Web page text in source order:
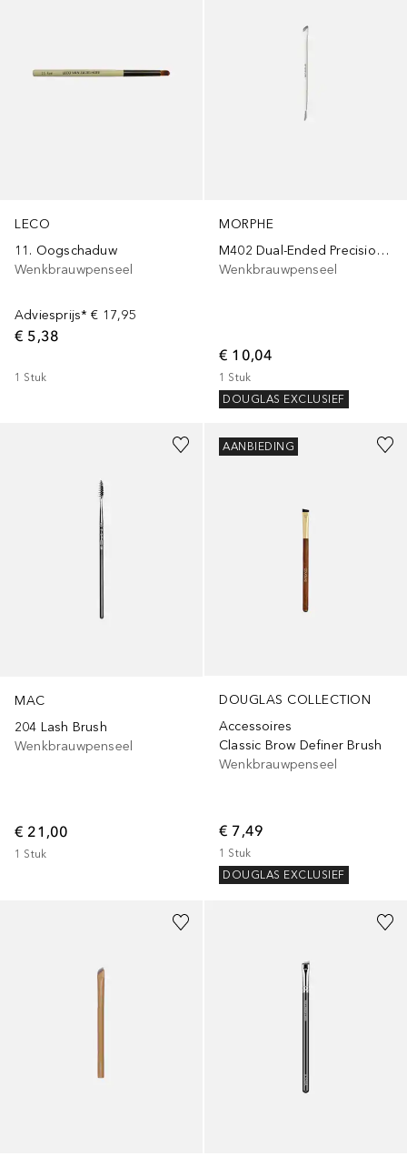
LECO
11. Oogschaduw
Wenkbrauwpenseel
Adviesprijs* € 17,95
€ 5,38
1 Stuk
MORPHE
M402 Dual-Ended Precision Brow Brush & Comb
Wenkbrauwpenseel
€ 10,04
1 Stuk
DOUGLAS EXCLUSIEF
MAC
204 Lash Brush
Wenkbrauwpenseel
€ 21,00
1 Stuk
DOUGLAS COLLECTION
Accessoires
Classic Brow Definer Brush
Wenkbrauwpenseel
€ 7,49
1 Stuk
DOUGLAS EXCLUSIEF
AANBIEDING